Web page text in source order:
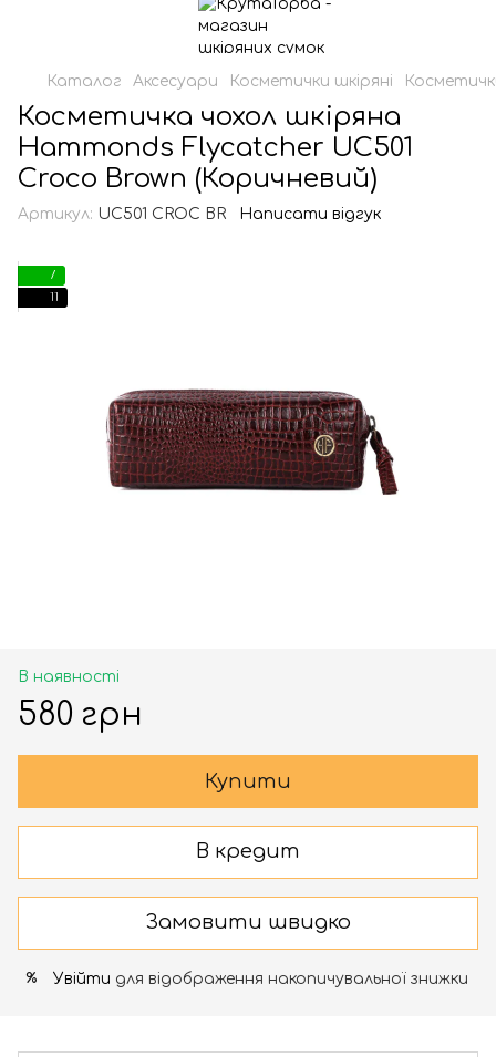
Каталог Аксесуари Косметички шкіряні
Косметичка чохол шкіряна
Hammonds Flycatcher UC501
Croco Brown (Коричневий)
Артикул: UC501 CROC BR Написати відгук
7
11
В наявності
580 грн
Купити
В кредит
Замовити швидко
% Увійти для відображення накопичувальної знижки